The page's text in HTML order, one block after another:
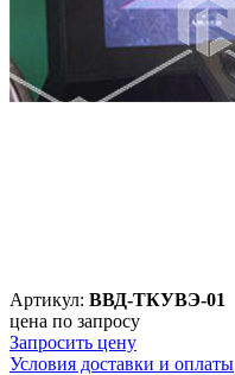
Артикул: ВВД-ТКУВЭ-01
цена по запросу
Запросить цену
Условия доставки и оплаты